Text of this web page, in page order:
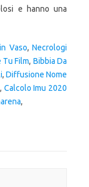
Vaso,Necrologi
Tu Film, Bibbia Da
, Diffusione Nome
, Calcolo Imu 2020
,